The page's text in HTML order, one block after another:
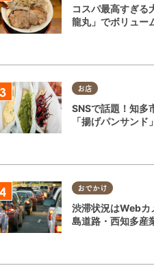
コスパ最高すぎる
龍丸」でボリュー
系ラーメンを堪能
お店
SNSで話題！知多
「揚げパンサンド
いるのはお祭りお
おでかけ
渋滞状況はWebカ
島道路・西知多産